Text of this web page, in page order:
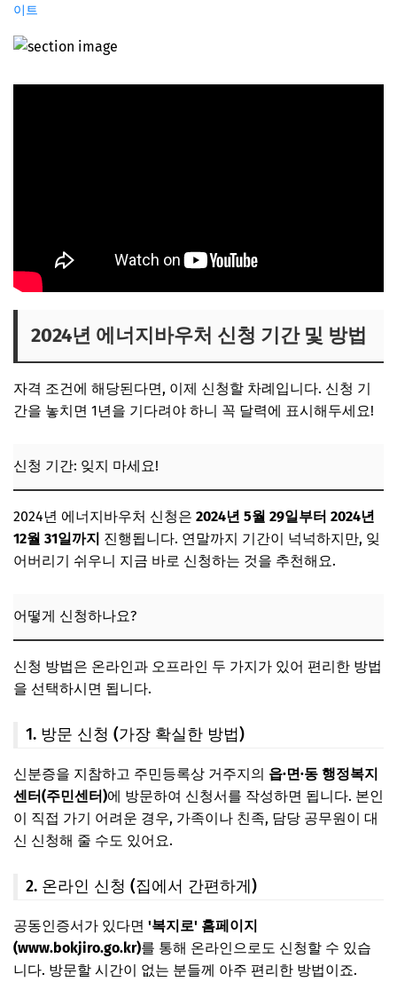
이트
2024년 에너지바우처 신청 기간 및 방법
자격 조건에 해당된다면, 이제 신청할 차례입니다. 신청 기
간을 놓치면 1년을 기다려야 하니 꼭 달력에 표시해두세요!
신청 기간: 잊지 마세요!
2024년 에너지바우처 신청은 2024년 5월 29일부터 2024년
12월 31일까지 진행됩니다. 연말까지 기간이 넉넉하지만, 잊
어버리기 쉬우니 지금 바로 신청하는 것을 추천해요.
어떻게 신청하나요?
신청 방법은 온라인과 오프라인 두 가지가 있어 편리한 방법
을 선택하시면 됩니다.
1. 방문 신청 (가장 확실한 방법)
신분증을 지참하고 주민등록상 거주지의 읍·면·동 행정복지
센터(주민센터)에 방문하여 신청서를 작성하면 됩니다. 본인
이 직접 가기 어려운 경우, 가족이나 친족, 담당 공무원이 대
신 신청해 줄 수도 있어요.
2. 온라인 신청 (집에서 간편하게)
공동인증서가 있다면 '복지로' 홈페이지
(www.bokjiro.go.kr)를 통해 온라인으로도 신청할 수 있습
니다. 방문할 시간이 없는 분들께 아주 편리한 방법이죠.